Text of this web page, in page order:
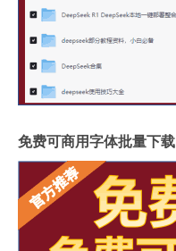
免费可商用字体批量下载